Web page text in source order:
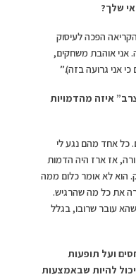
שלך?
הפכה לעיסוק
אני אוהבת משחקים,
אני גרועה בזה).”
איזה מהדמויות
כל אחד מהם נגע לי
אז ארז היה הדמות
הוא לא אומר כלום ממה
את כל מה שהרגיש.
עובר שרובו, בגלל
ועל תופעות
להיות שבאמצעות